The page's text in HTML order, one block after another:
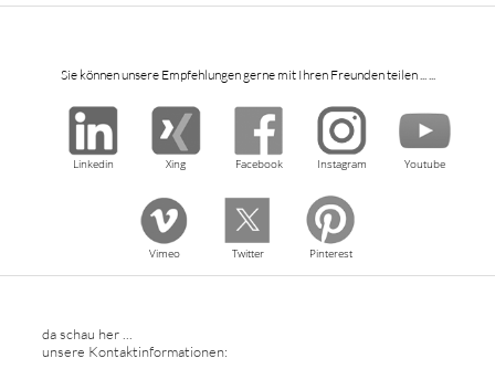
Sie können unsere Empfehlungen gerne mit Ihren Freunden teilen ... ...
Linkedin Xing Facebook Instagram Youtube
Vimeo Twitter Pinterest
da schau her ...
unsere Kontaktinformationen: